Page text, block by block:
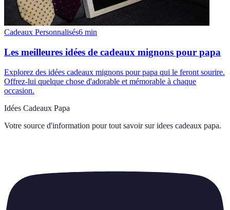
Cadeaux Personnalisés6 min
Les meilleures idées de cadeaux mignons pour papa
Explorez des idées cadeaux mignons pour papa qui le feront sourire.
Offrez-lui quelque chose d'adorable et mémorable à chaque
occasion.
Idées Cadeaux Papa
Votre source d'information pour tout savoir sur idees cadeaux papa.